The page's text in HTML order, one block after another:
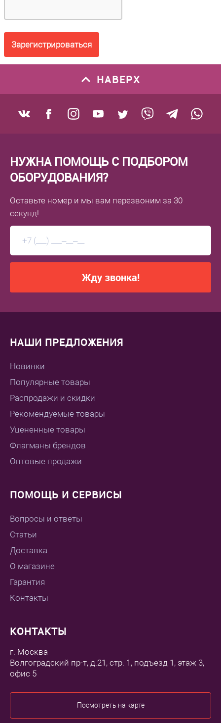
НАВЕРХ
НУЖНА ПОМОЩЬ С ПОДБОРОМ
ОБОРУДОВАНИЯ?
Оставьте номер и мы вам перезвоним за 30
секунд!
Жду звонка!
НАШИ ПРЕДЛОЖЕНИЯ
Новинки
Популярные товары
Распродажи и скидки
Рекомендуемые товары
Уцененные товары
Флагманы брендов
Оптовые продажи
ПОМОЩЬ И СЕРВИСЫ
Вопросы и ответы
Статьи
Доставка
О магазине
Гарантия
Контакты
КОНТАКТЫ
г. Москва
Волгоградский пр-т, д.21, стр. 1, подъезд 1, этаж 3,
офис 5
Посмотреть на карте